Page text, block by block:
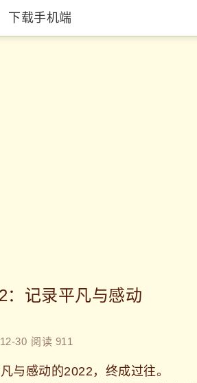
下载手机端
：记录平凡与感动
30 阅读 911
感动的2022，终成过往。